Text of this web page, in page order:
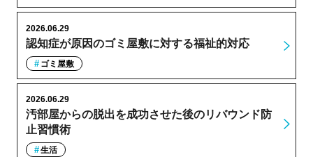
認知症が原因のゴミ屋敷に対する福祉的対応
2026.06.29
ゴミ屋敷
汚部屋からの脱出を成功させた後のリバウンド防
止習慣術
2026.06.29
生活